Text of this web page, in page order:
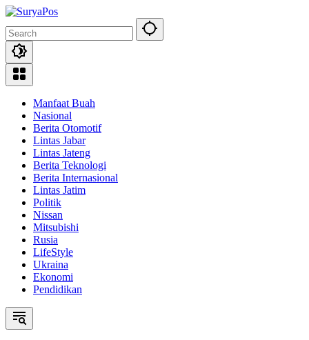
Skip
content
Manfaat Buah
Nasional
Berita Otomotif
Lintas Jabar
Lintas Jateng
Berita Teknologi
Berita Internasional
Lintas Jatim
Politik
Nissan
Mitsubishi
Rusia
LifeStyle
Ukraina
Ekonomi
Pendidikan